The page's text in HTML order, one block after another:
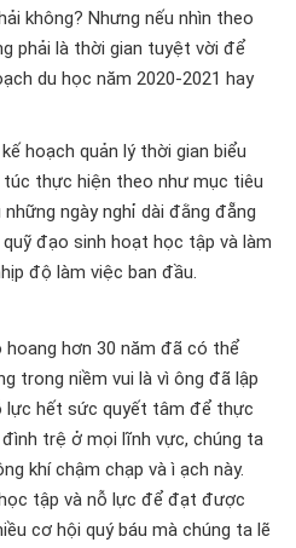
không? Nhưng nếu nhìn theo
phải là thời gian tuyệt vời để
du học năm 2020-2021 hay
hoạch quản lý thời gian biểu
túc thực hiện theo như mục tiêu
ngày nghỉ dài đằng đẵng
đạo sinh hoạt học tập và làm
độ làm việc ban đầu.
hoang hơn 30 năm đã có thể
trong niềm vui là vì ông đã lập
lực hết sức quyết tâm để thực
trệ ở mọi lĩnh vực, chúng ta
khí chậm chạp và ì ạch này.
tập và nỗ lực để đạt được
cơ hội quý báu mà chúng ta lẽ